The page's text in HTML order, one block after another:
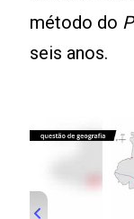
método do
seis anos.